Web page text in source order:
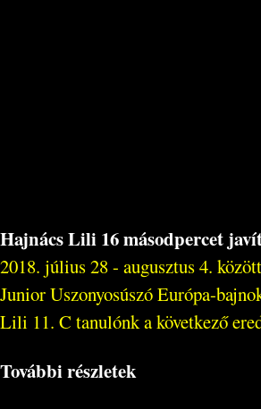
Hajnács Lili 16 másodpercet
2018. július 28 - augusztus 4.
Junior Uszonyosúszó Európa-
Lili 11. C tanulónk a következő
További részletek